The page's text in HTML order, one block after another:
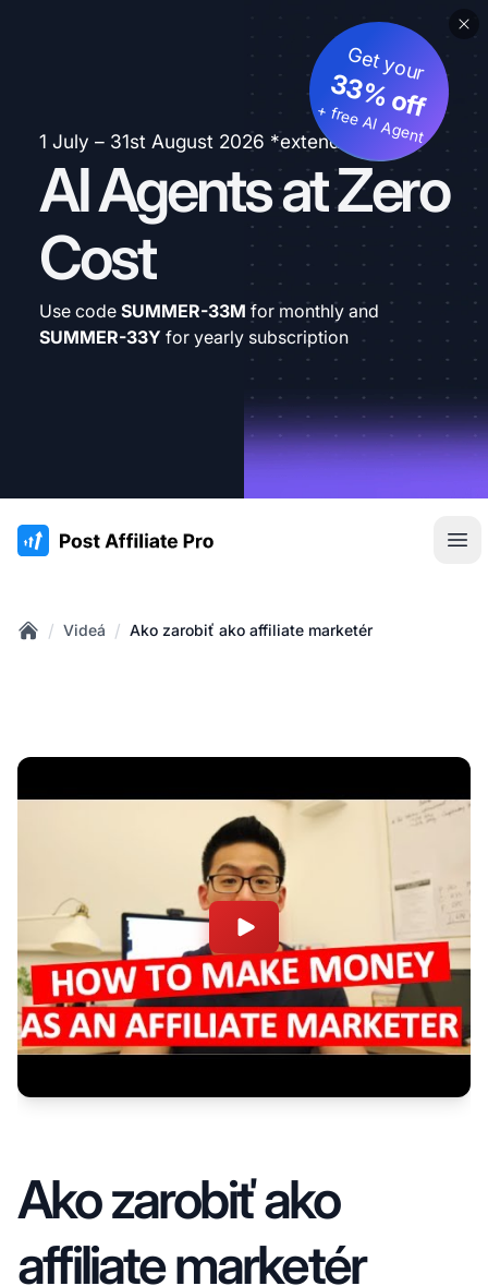
1 July – 31st August 2026 *extended
AI Agents at Zero
Cost
Get your
33% off
+ free AI Agent
Use code SUMMER-33M for monthly and
SUMMER-33Y for yearly subscription
:site.title
/ Videá / Ako zarobiť ako affiliate marketér
Ako zarobiť ako
affiliate marketér